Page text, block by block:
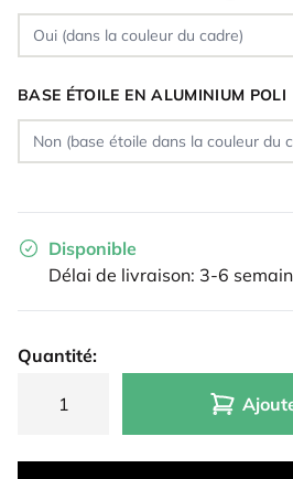
BASE ÉTOILE EN ALUMINIUM POLI
Disponible
Délai de livraison: 3-6
Quantité: